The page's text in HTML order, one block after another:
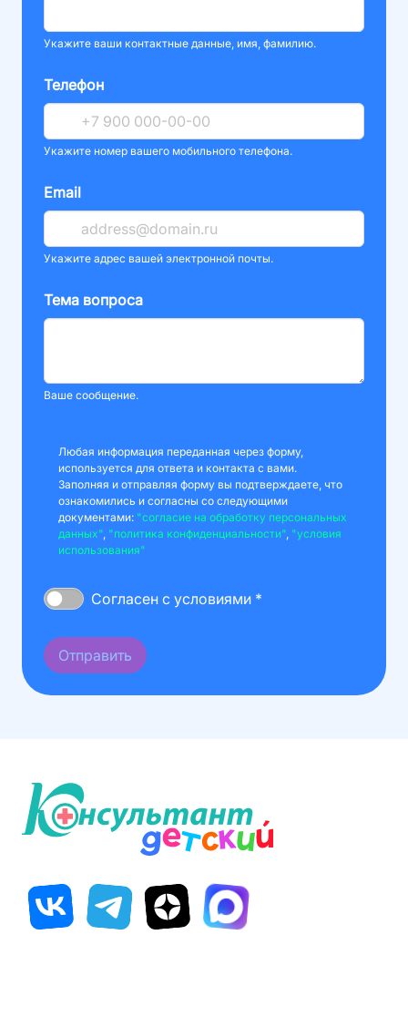
Укажите ваши контактные данные, имя, фамилию.
Телефон
Укажите номер вашего мобильного телефона.
Email
Укажите адрес вашей электронной почты.
Тема вопроса
Ваше сообщение.
Любая информация переданная через форму,
используется для ответа и контакта с вами.
Заполняя и отправляя форму вы подтверждаете, что
ознакомились и согласны со следующими
документами: "согласие на обработку персональных
данных" "политика конфиденциальности" "условия
использования"
Согласен с условиями *
Отправить